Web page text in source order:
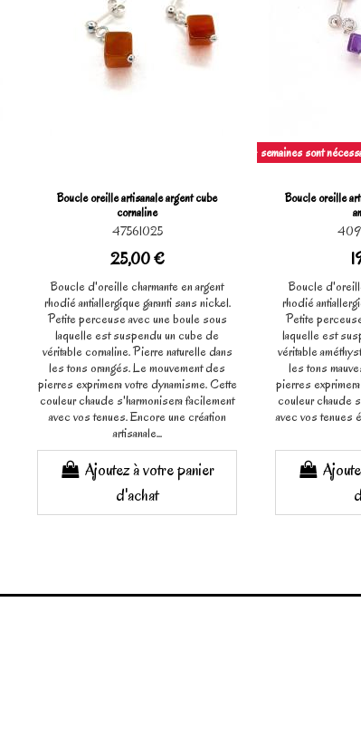
Boucle oreille artisanale argent cube
cornaline
47561025
25,00 €
Boucle d'oreille charmante en argent
rhodié antiallergique garanti sans nickel.
Petite perceuse avec une boule sous
laquelle est suspendu un cube de
véritable cornaline. Pierre naturelle dans
les tons orangés. Le mouvement des
pierres exprimera votre dynamisme. Cette
couleur chaude s'harmonisera facilement
avec vos tenues. Encore une création
artisanale...
Ajoutez à votre panier
d'achat
Patience, 4 semaines sont
Boucle oreille
Boucle
rhodié
Petite
laquelle est
véritable
les tons
pierres
couleur chaude
avec vos tenues